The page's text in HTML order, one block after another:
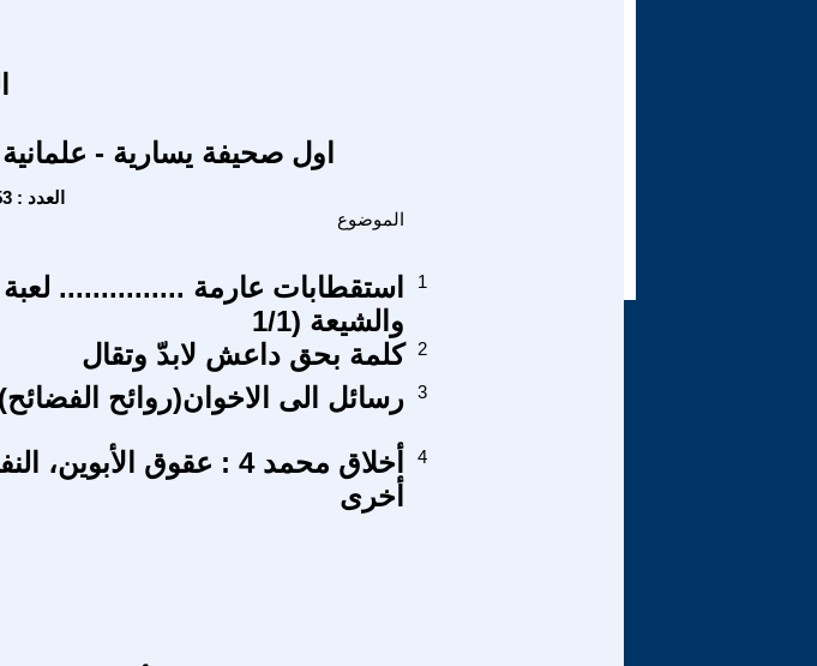
اول صحيفة يسارية -
Thursday - 3/19/2015 - العدد : 4753
الموضوع
استقطابات عارمة ...............
والشيعة (1/1
1
كلمة بحق داعش لابدّ وتقال 2
رسائل الى الاخوان(روائح الفضائح) 3
أخلاق محمد 4 : عقوق
أخرى
4